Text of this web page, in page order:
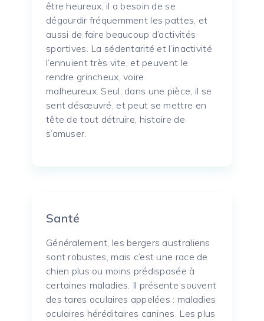
être heureux, il a besoin de se
dégourdir fréquemment les pattes, et
aussi de faire beaucoup d’activités
sportives. La sédentarité et l’inactivité
l’ennuient très vite, et peuvent le
rendre grincheux, voire
malheureux. Seul, dans une pièce, il se
sent désœuvré, et peut se mettre en
tête de tout détruire, histoire de
s’amuser.
Santé
Généralement, les bergers australiens
sont robustes, mais c’est une race de
chien plus ou moins prédisposée à
certaines maladies. Il présente souvent
des tares oculaires appelées : maladies
oculaires héréditaires canines. Les plus